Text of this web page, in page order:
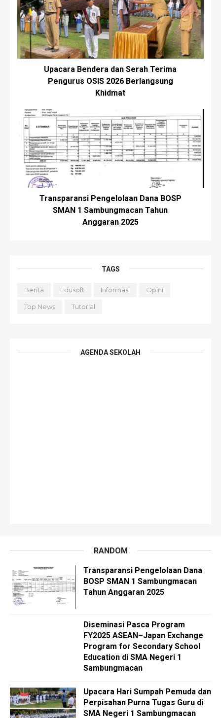
Upacara Bendera dan Serah Terima
Pengurus OSIS 2026 Berlangsung
Khidmat
Transparansi Pengelolaan Dana BOSP
SMAN 1 Sambungmacan Tahun
Anggaran 2025
TAGS
Berita Edusoft Informasi Opini
Top News Tutorial
AGENDA SEKOLAH
RANDOM
Transparansi Pengelolaan Dana
BOSP SMAN 1 Sambungmacan
Tahun Anggaran 2025
Diseminasi Pasca Program
FY2025 ASEAN–Japan Exchange
Program for Secondary School
Education di SMA Negeri 1
Sambungmacan
Upacara Hari Sumpah Pemuda dan
Perpisahan Purna Tugas Guru di
SMA Negeri 1 Sambungmacan